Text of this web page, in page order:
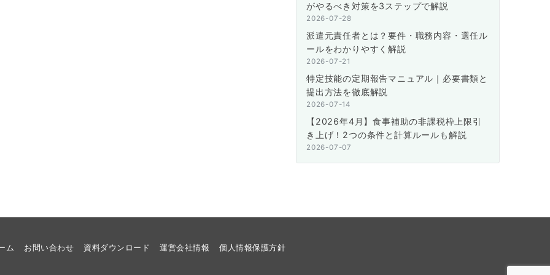
がやるべき対策を3ステップで解説
2026-07-28
派遣元責任者とは？要件・職務内容・選任ル
ールをわかりやすく解説
2026-07-21
特定技能の定期報告マニュアル｜必要書類と
提出方法を徹底解説
2026-07-14
【2026年4月】食事補助の非課税枠上限引
き上げ！2つの条件と計算ルールも解説
2026-07-07
ム お問い合わせ 資料ダウンロード 運営会社情報 個人情報保護方針